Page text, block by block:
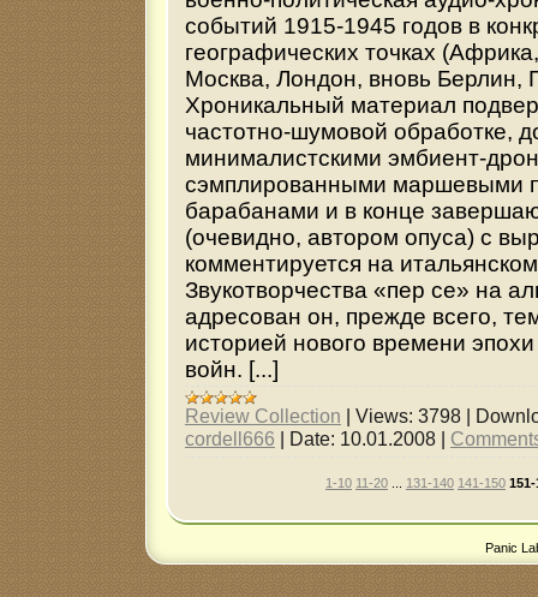
событий 1915-1945 годов в
географических точках
Москва, Лондон, вновь Берлин,
Хроникальный материал
частотно-шумовой обработке,
минималистскими эмбиент-
сэмплированными маршевыми
барабанами и в конце
(очевидно, автором опуса) с
комментируется на
Звукотворчества «пер се» на
адресован он, прежде всего,
историей нового времени
войн. [...]
Review Collection | Views: 3798 |
cordell666 | Date: 10.01.2008 |
1-10 11-20 131-140 141-150 151-
Panic